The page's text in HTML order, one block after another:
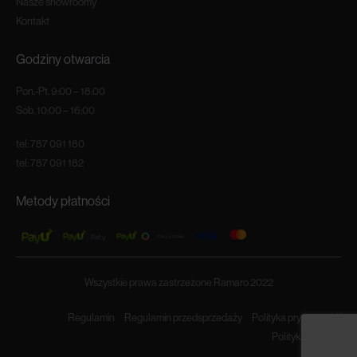
Kontakt
Godziny otwarcia
Pon.-Pt. 9:00 – 18:00
Sob. 10:00 – 16:00
tel: 787 091 180
tel: 787 091 182
Metody płatności
Wszystkie prawa zastrzeżone Ramaro 2022
Regulamin Regulamin przedsprzedaży
Polityka prywatności
Polityka cookies